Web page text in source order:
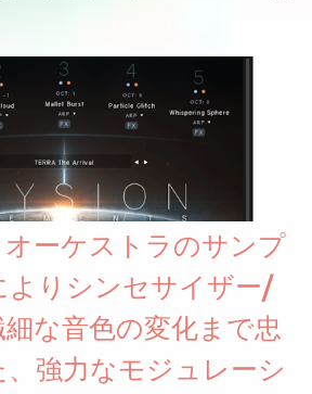
オーケストラのサンプ
よりシンセサイザー/
な音色の変化まで忠
強力なモジュレーシ